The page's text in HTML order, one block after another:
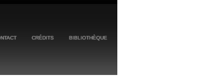
CRÉDITS BIBLIOTHÈQUE